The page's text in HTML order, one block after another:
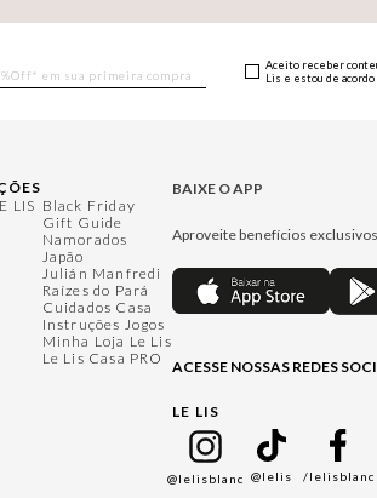
Aceito receber
Lis e estou de acordo
LIS Black Friday
Gift Guide
Namorados
Japão
Julián Manfredi
Raízes do Pará
Cuidados Casa
Instruções Jogos
Minha Loja Le Lis
Le Lis Casa PRO
BAIXE O APP
Aproveite benefícios exclusivos
ACESSE NOSSAS REDES
LE LIS
@lelisblanc @lelis /lelisblanc